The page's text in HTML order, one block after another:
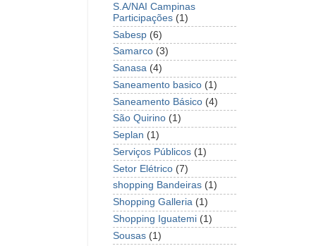
S.A/NAI Campinas
Participações (1)
Sabesp (6)
Samarco (3)
Sanasa (4)
Saneamento basico (1)
Saneamento Básico (4)
São Quirino (1)
Seplan (1)
Serviços Públicos (1)
Setor Elétrico (7)
shopping Bandeiras (1)
Shopping Galleria (1)
Shopping Iguatemi (1)
Sousas (1)